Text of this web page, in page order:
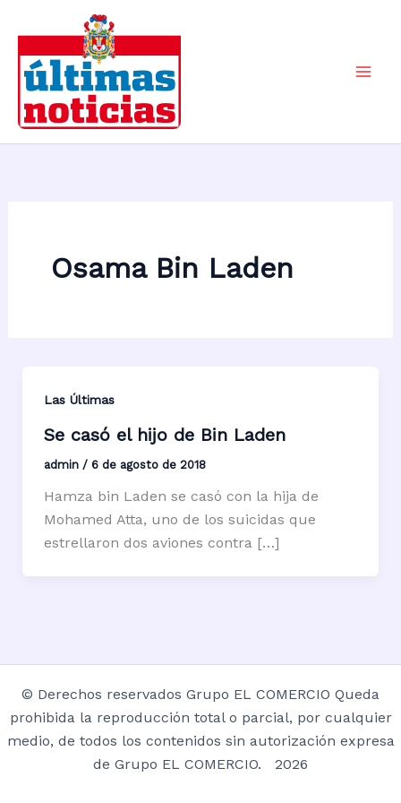
contenido
Osama Bin Laden
Las Últimas
Se casó el hijo de Bin Laden
admin / 6 de agosto de 2018
Hamza bin Laden se casó con la hija de
Mohamed Atta, uno de los suicidas que
estrellaron dos aviones contra […]
© Derechos reservados Grupo EL COMERCIO Queda
prohibida la reproducción total o parcial, por cualquier
medio, de todos los contenidos sin autorización expresa
de Grupo EL COMERCIO. 2026